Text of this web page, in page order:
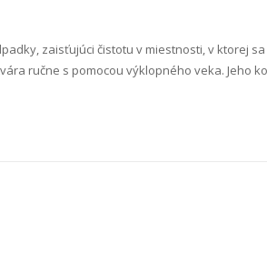
zaisťujúci čistotu v miestnosti, v
ručne s pomocou výklopného veka. Jeho